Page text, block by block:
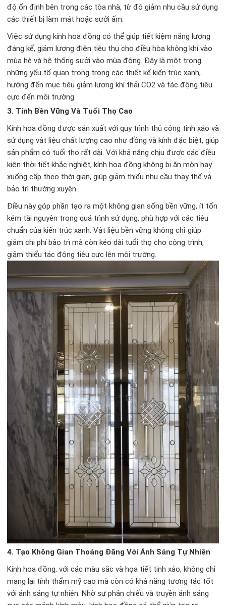
độ ổn định bên trong các tòa nhà, từ đó giảm nhu cầu sử dụng
các thiết bị làm mát hoặc sưởi ấm.
Việc sử dụng kính hoa đồng có thể giúp tiết kiệm năng lượng
đáng kể, giảm lượng điện tiêu thụ cho điều hòa không khí vào
mùa hè và hệ thống sưởi vào mùa đông. Đây là một trong
những yếu tố quan trọng trong các thiết kế kiến trúc xanh,
hướng đến mục tiêu giảm lượng khí thải CO2 và tác động tiêu
cực đến môi trường.
3. Tính Bền Vững Và Tuổi Thọ Cao
Kính hoa đồng được sản xuất với quy trình thủ công tinh xảo và
sử dụng vật liệu chất lượng cao như đồng và kính đặc biệt, giúp
sản phẩm có tuổi thọ rất dài. Với khả năng chịu được các điều
kiện thời tiết khắc nghiệt, kính hoa đồng không bị ăn mòn hay
xuống cấp theo thời gian, giúp giảm thiểu nhu cầu thay thế và
bảo trì thường xuyên.
Điều này góp phần tạo ra một không gian sống bền vững, ít tốn
kém tài nguyên trong quá trình sử dụng, phù hợp với các tiêu
chuẩn của kiến trúc xanh. Vật liệu bền vững không chỉ giúp
giảm chi phí bảo trì mà còn kéo dài tuổi thọ cho công trình,
giảm thiểu tác động tiêu cực lên môi trường.
4. Tạo Không Gian Thoáng Đãng Với Ánh Sáng Tự Nhiên
Kính hoa đồng, với các màu sắc và họa tiết tinh xảo, không chỉ
mang lại tính thẩm mỹ cao mà còn có khả năng tương tác tốt
với ánh sáng tự nhiên. Nhờ sự phản chiếu và truyền ánh sáng